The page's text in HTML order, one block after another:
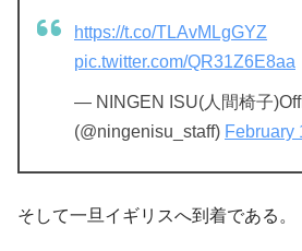
https://t.co/TLAvMLgGYZ
pic.twitter.com/QR31Z6E8aa
— NINGEN ISU(人間椅子
(@ningenisu_staff) February
そして一旦イギリスへ到着である。